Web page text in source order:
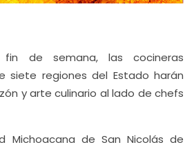
de semana, las cocineras
siete regiones del Estado harán
y arte culinario al lado de chefs
Michoacana de San Nicolás de